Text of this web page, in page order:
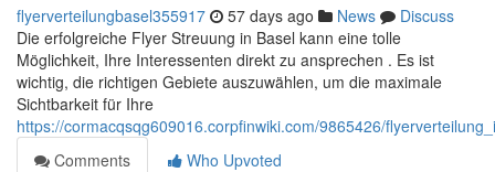
flyerverteilungbasel355917 57 days ago News
Discuss
Die erfolgreiche Flyer Streuung in Basel kann eine tolle
Möglichkeit, Ihre Interessenten direkt zu ansprechen . Es ist
wichtig, die richtigen Gebiete auszuwählen, um die maximale
Sichtbarkeit für Ihre
https://cormacqsqg609016.corpfinwiki.com/9865426/
Comments
Who Upvoted